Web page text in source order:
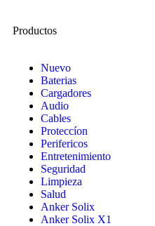
Productos
Nuevo
Baterias
Cargadores
Audio
Cables
Proteccíon
Perifericos
Entretenimiento
Seguridad
Limpieza
Salud
Anker Solix
Anker Solix X1